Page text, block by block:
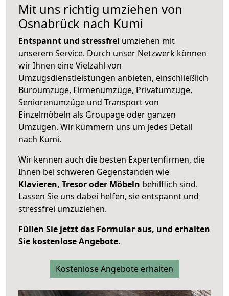
Mit uns richtig umziehen von
Osnabrück nach Kumi
Entspannt und stressfrei umziehen mit
unserem Service. Durch unser Netzwerk können
wir Ihnen eine Vielzahl von
Umzugsdienstleistungen anbieten, einschließlich
Büroumzüge, Firmenumzüge, Privatumzüge,
Seniorenumzüge und Transport von
Einzelmöbeln als Groupage oder ganzen
Umzügen. Wir kümmern uns um jedes Detail
nach Kumi.
Wir kennen auch die besten Expertenfirmen, die
Ihnen bei schweren Gegenständen wie
Klavieren, Tresor oder Möbeln behilflich sind.
Lassen Sie uns dabei helfen, sie entspannt und
stressfrei umzuziehen.
Füllen Sie jetzt das Formular aus, und erhalten
Sie kostenlose Angebote.
Kostenlose Angebote erhalten